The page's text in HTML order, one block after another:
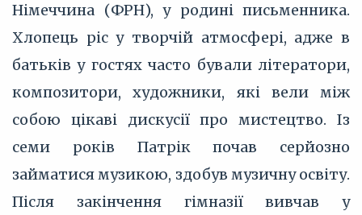
Німеччина (ФРН), у родині письменника.
Хлопець ріс у творчій атмосфері, адже в
батьків у гостях часто бували літератори,
композитори, художники, які вели між
собою цікаві дискусії про мистецтво. Із
семи років Патрік почав серйозно
займатися музикою, здобув музичну освіту.
Після закінчення гімназії вивчав у